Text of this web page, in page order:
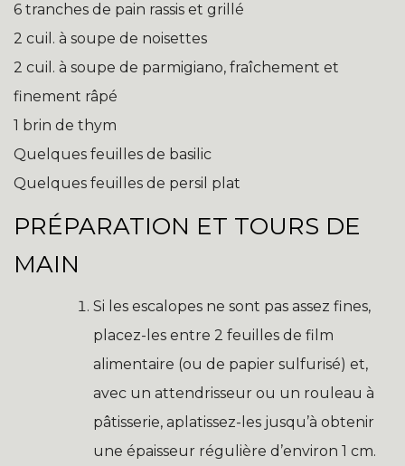
6 tranches de pain rassis et grillé
2 cuil. à soupe de noisettes
2 cuil. à soupe de parmigiano, fraîchement et
finement râpé
1 brin de thym
Quelques feuilles de basilic
Quelques feuilles de persil plat
PRÉPARATION ET TOURS DE
MAIN
Si les escalopes ne sont pas assez fines,
placez-les entre 2 feuilles de film
alimentaire (ou de papier sulfurisé) et,
avec un attendrisseur ou un rouleau à
pâtisserie, aplatissez-les jusqu’à obtenir
une épaisseur régulière d’environ 1 cm.